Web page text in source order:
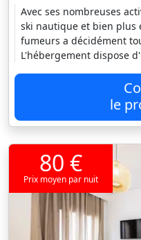
Avec ses nombreuses
ski nautique et bien plus
fumeurs a décidément
L'hébergement dispose
le
80 €
Prix moyen par nuit